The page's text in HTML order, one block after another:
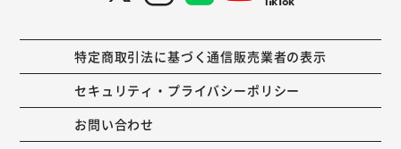
特定商取引法に基づく通信販売業者の表示
セキュリティ・プライバシーポリシー
お問い合わせ